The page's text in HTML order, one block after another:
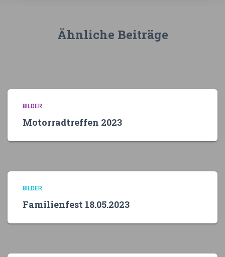
Ähnliche Beiträge
BILDER
Motorradtreffen 2023
BILDER
Familienfest 18.05.2023